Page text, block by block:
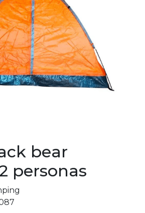
bear
personas